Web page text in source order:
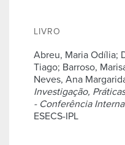
LIVRO
Abreu, Maria Odília;
Tiago; Barroso,
Neves, Ana
Investigação,
- Conferência
ESECS-IPL